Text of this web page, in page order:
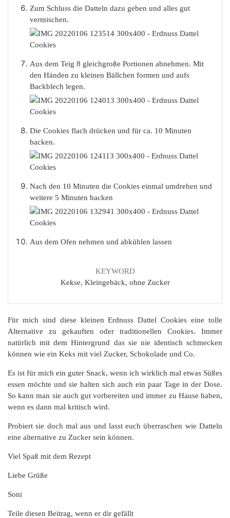
Zum Schluss die Datteln dazu geben und alles gut
vermischen.
Aus dem Teig 8 gleichgroße Portionen abnehmen. Mit
den Händen zu kleinen Bällchen formen und aufs
Backblech legen.
Die Cookies flach drücken und für ca. 10 Minuten
backen.
Nach den 10 Minuten die Cookies einmal umdrehen und
weitere 5 Minuten backen
Aus dem Ofen nehmen und abkühlen lassen
KEYWORD
Kekse, Kleingebäck, ohne Zucker
Für mich sind diese kleinen Erdnuss Dattel Cookies eine tolle
Alternative zu gekauften oder traditionellen Cookies. Immer
natürlich mit dem Hintergrund das sie nie identisch schmecken
können wie ein Keks mit viel Zucker, Schokolade und Co.
Es ist für mich ein guter Snack, wenn ich wirklich mal etwas Süßes
essen möchte und sie halten sich auch ein paar Tage in der Dose.
So kann man sie auch gut vorbereiten und immer zu Hause haben,
wenn es dann mal kritisch wird.
Probiert sie doch mal aus und lasst euch überraschen wie Datteln
eine alternative zu Zucker sein können.
Viel Spaß mit dem Rezept
Liebe Grüße
Soni
Teile diesen Beitrag, wenn er dir gefällt